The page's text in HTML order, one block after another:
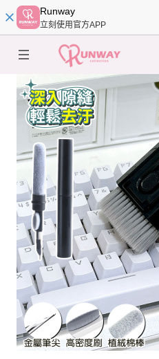
Runway
立刻使用官方APP